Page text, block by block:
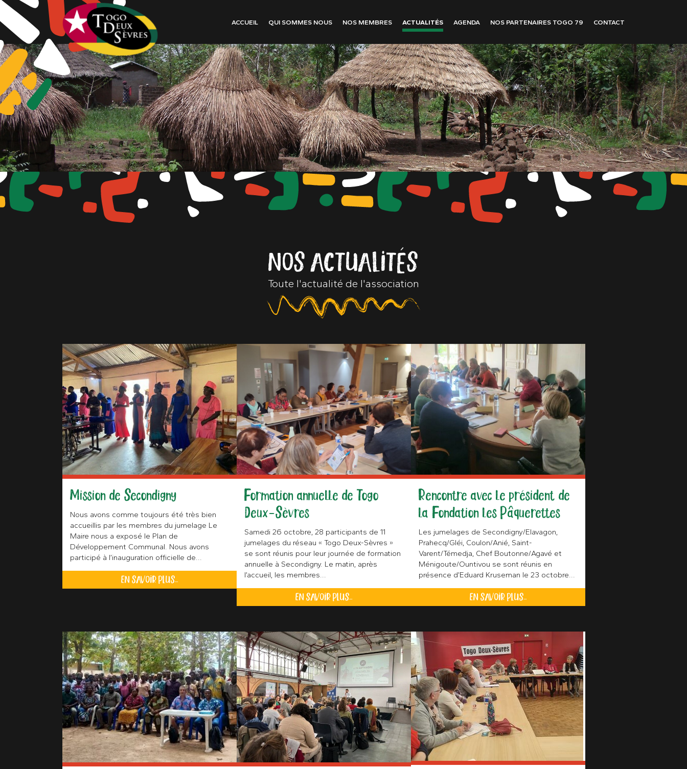
ACCUEIL QUI SOMMES NOUS NOS MEMBRES ACTUALITÉS AGENDA NOS PARTENAIRES TOGO 79 CONTACT
NOS ACTUALITÉS
Toute l'actualité de l'association
Mission de Secondigny
Nous avons comme toujours été très bien
accueillis par les membres du jumelage Le
Maire nous a exposé le Plan de
Développement Communal. Nous avons
participé à l’inauguration officielle de...
EN SAVOIR PLUS...
Formation annuelle de Togo
Deux-Sèvres
Samedi 26 octobre, 28 participants de 11
jumelages du réseau « Togo Deux-Sèvres »
se sont réunis pour leur journée de formation
annuelle à Secondigny. Le matin, après
l’accueil, les membres...
EN SAVOIR PLUS...
Rencontre avec le président de
la Fondation les Pâquerettes
Les jumelages de Secondigny/Elavagon,
Prahecq/Gléi, Coulon/Anié, Saint-
Varent/Témedja, Chef Boutonne/Agavé et
Ménigoute/Ountivou se sont réunis en
présence d’Eduard Kruseman le 23 octobre...
EN SAVOIR PLUS...